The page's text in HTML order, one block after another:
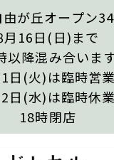
が丘オープン
月16日(日)まで
以降混み合いま
日(火)は臨時営業
日(水)は臨時休業
18時閉店